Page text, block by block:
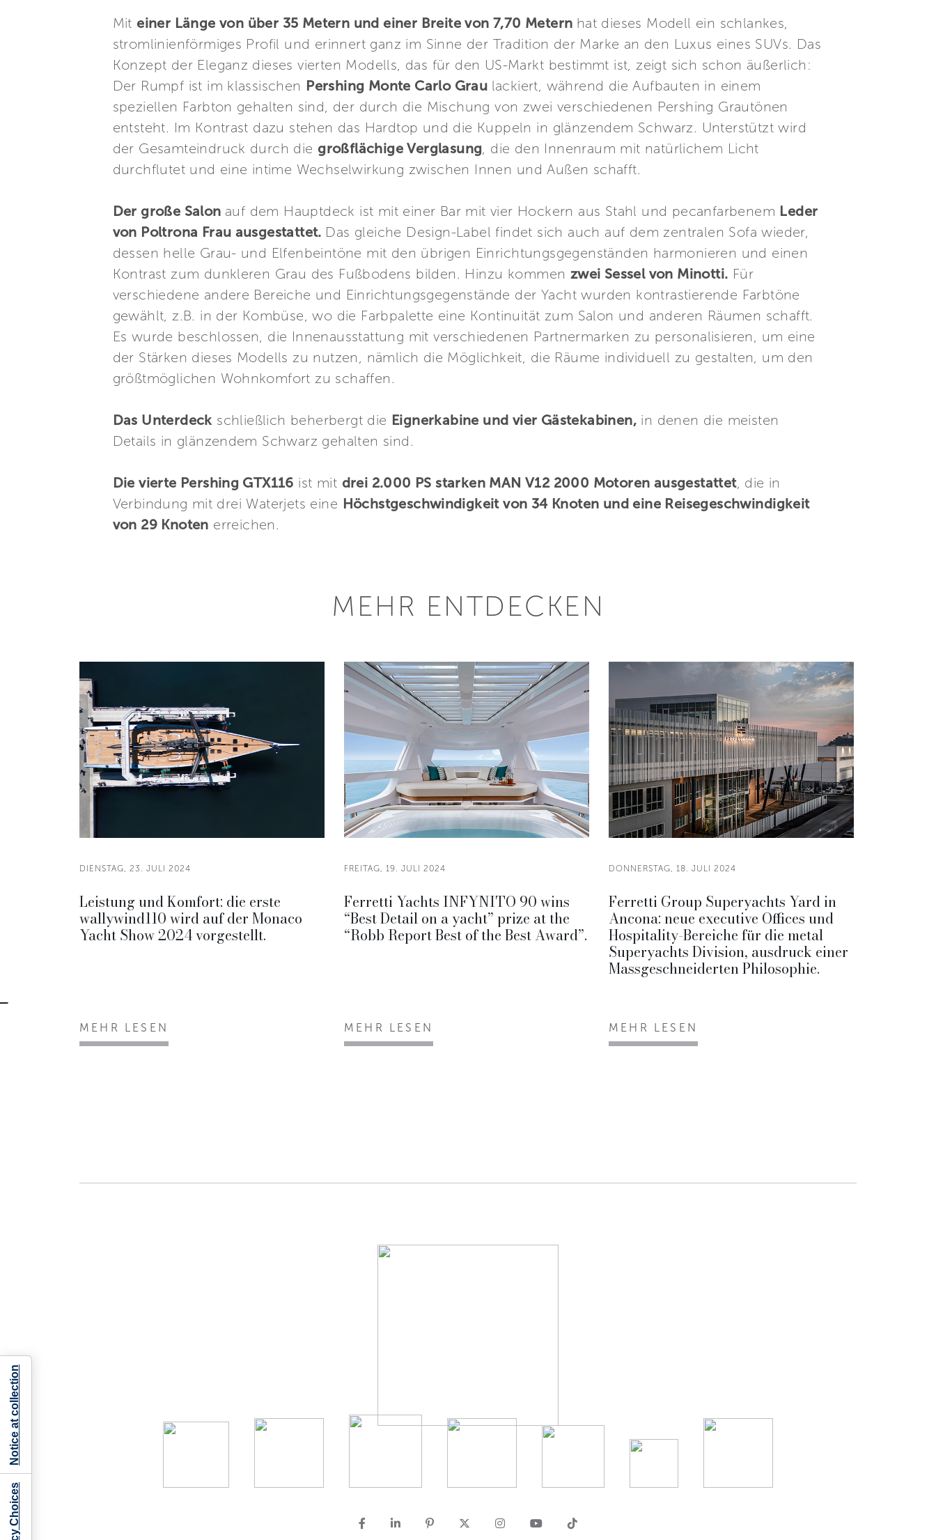
Mit einer Länge von über 35 Metern und einer Breite von 7,70 Metern hat dieses Modell ein schlankes,
stromlinienförmiges Profil und erinnert ganz im Sinne der Tradition der Marke an den Luxus eines SUVs. Das
Konzept der Eleganz dieses vierten Modells, das für den US-Markt bestimmt ist, zeigt sich schon äußerlich:
Der Rumpf ist im klassischen Pershing Monte Carlo Grau lackiert, während die Aufbauten in einem
speziellen Farbton gehalten sind, der durch die Mischung von zwei verschiedenen Pershing Grautönen
entsteht. Im Kontrast dazu stehen das Hardtop und die Kuppeln in glänzendem Schwarz. Unterstützt wird
der Gesamteindruck durch die großflächige Verglasung, die den Innenraum mit natürlichem Licht
durchflutet und eine intime Wechselwirkung zwischen Innen und Außen schafft.
Der große Salon auf dem Hauptdeck ist mit einer Bar mit vier Hockern aus Stahl und pecanfarbenem Leder
von Poltrona Frau ausgestattet. Das gleiche Design-Label findet sich auch auf dem zentralen Sofa wieder,
dessen helle Grau- und Elfenbeintöne mit den übrigen Einrichtungsgegenständen harmonieren und einen
Kontrast zum dunkleren Grau des Fußbodens bilden. Hinzu kommen zwei Sessel von Minotti. Für
verschiedene andere Bereiche und Einrichtungsgegenstände der Yacht wurden kontrastierende Farbtöne
gewählt, z.B. in der Kombüse, wo die Farbpalette eine Kontinuität zum Salon und anderen Räumen schafft.
Es wurde beschlossen, die Innenausstattung mit verschiedenen Partnermarken zu personalisieren, um eine
der Stärken dieses Modells zu nutzen, nämlich die Möglichkeit, die Räume individuell zu gestalten, um den
größtmöglichen Wohnkomfort zu schaffen.
Das Unterdeck schließlich beherbergt die Eignerkabine und vier Gästekabinen,in denen die meisten
Details in glänzendem Schwarz gehalten sind.
Die vierte Pershing GTX116 ist mit drei 2.000 PS starken MAN V12 2000 Motoren ausgestattet, die in
Verbindung mit drei Waterjets eine Höchstgeschwindigkeit von 34 Knoten und eine Reisegeschwindigkeit
von 29 Knoten erreichen.
MEHR ENTDECKEN
DIENSTAG, 23. JULI 2024
Leistung und Komfort: die erste
wallywind110 wird auf der Monaco
Yacht Show 2024 vorgestellt.
MEHR LESEN
FREITAG, 19. JULI 2024
Ferretti Yachts INFYNITO 90 wins
“Best Detail on a yacht” prize at the
“Robb Report Best of the Best Award”.
MEHR LESEN
DONNERSTAG, 18. JULI 2024
Ferretti Group Superyachts Yard in
Ancona: neue executive Offices und
Hospitality-Bereiche für die metal
Superyachts Division, ausdruck einer
Massgeschneiderten Philosophie.
MEHR LESEN
Notice at collection